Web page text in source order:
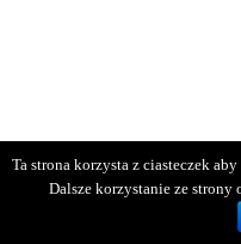
Ta strona korzysta z ciasteczek
Dalsze korzystanie ze strony